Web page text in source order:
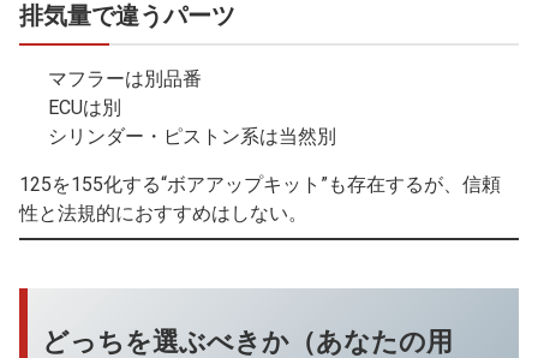
排気量で違うパーツ
マフラーは別品番
ECUは別
シリンダー・ピストン系は当然別
125を155化する“ボアアップキット”も存在するが、信頼
性と法規的におすすめはしない。
どっちを選ぶべきか（あなたの用